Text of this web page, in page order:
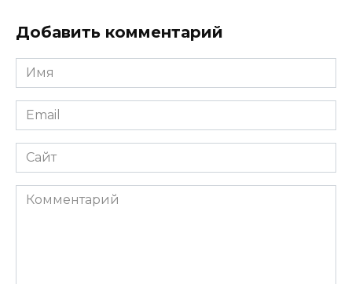
Добавить комментарий
Имя
*
Email
*
Сайт
Комментарий